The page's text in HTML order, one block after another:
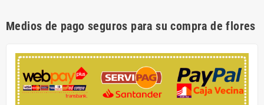
Medios de pago seguros para su compra de flores